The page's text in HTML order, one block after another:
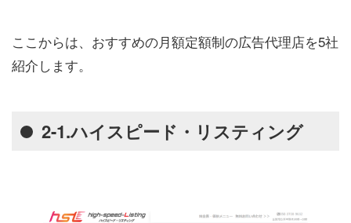
ここからは、おすすめの月額定額制の広告代理店を5社
紹介します。
2-1.ハイスピード・リスティング